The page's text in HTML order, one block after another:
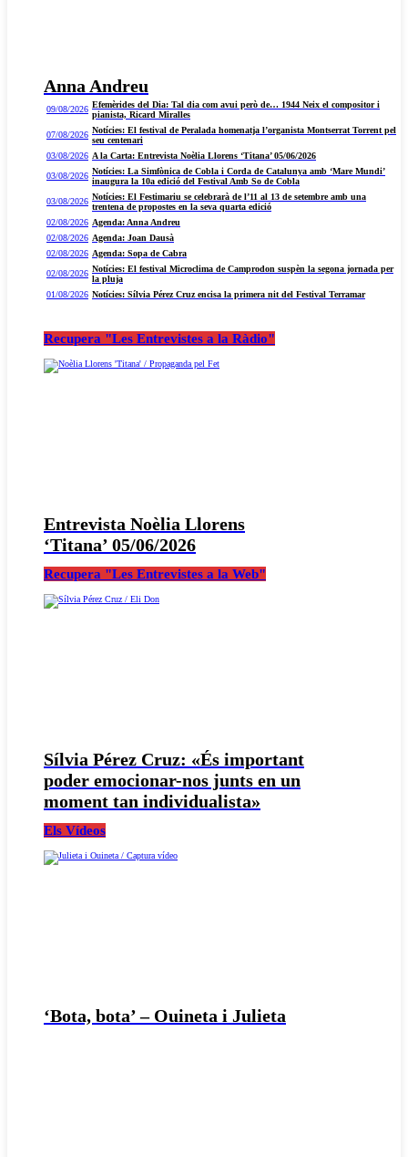
Anna Andreu
09/08/2026 Efemèrides del Dia: Tal dia com avui però de… 1944 Neix el compositor i
pianista, Ricard Miralles
07/08/2026 Notícies: El festival de Peralada homenatja l’organista Montserrat Torrent pel
seu centenari
03/08/2026 A la Carta: Entrevista Noèlia Llorens ‘Titana’ 05/06/2026
03/08/2026 Notícies: La Simfònica de Cobla i Corda de Catalunya amb ‘Mare Mundi’
inaugura la 10a edició del Festival Amb So de Cobla
03/08/2026 Notícies: El Festimariu se celebrarà de l’11 al 13 de setembre amb una
trentena de propostes en la seva quarta edició
02/08/2026 Agenda: Anna Andreu
02/08/2026 Agenda: Joan Dausà
02/08/2026 Agenda: Sopa de Cabra
02/08/2026 Notícies: El festival Microclima de Camprodon suspèn la segona jornada per
la pluja
01/08/2026 Notícies: Sílvia Pérez Cruz encisa la primera nit del Festival Terramar
Recupera "Les Entrevistes a la Ràdio"
Entrevista Noèlia Llorens
‘Titana’ 05/06/2026
Recupera "Les Entrevistes a la Web"
Sílvia Pérez Cruz: «És important
poder emocionar-nos junts en un
moment tan individualista»
Els Vídeos
‘Bota, bota’ – Ouineta i Julieta